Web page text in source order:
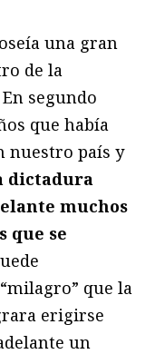
una gran
de la
segundo
que había
nuestro país y
dictadura
muchos
que se
que la
erigirse
un